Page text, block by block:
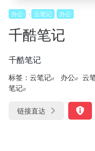
办公 云笔记 办公
千酷笔记
千酷笔记
标签： 云笔记 办公 云
笔记
链接直达